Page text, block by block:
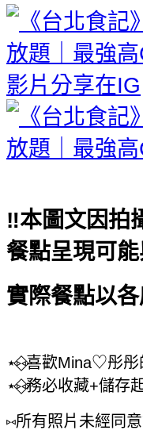
影片分享在IG
‼️本圖文因拍
餐點呈現可
實際餐點以
⋆⑅⃟喜歡Mina♡彤彤
⋆⑅⃟務必收藏+儲存
⑅所有照片未經同